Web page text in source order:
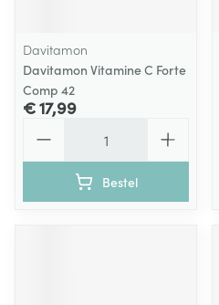
Davitamon
Davitamon Vitamine C Forte
Comp 42
€ 17,99
Bestel